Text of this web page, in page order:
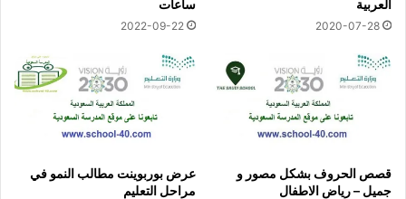
العربية
2020-07-28
ساعات
2022-09-22
قصص الحروف بشكل مصور و
جميل – رياض الاطفال
عرض بوربوينت مطالب النمو في
مراحل التعليم